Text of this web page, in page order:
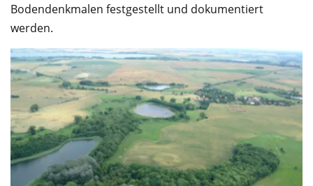
Bodendenkmalen festgestellt und dokumentiert
werden.